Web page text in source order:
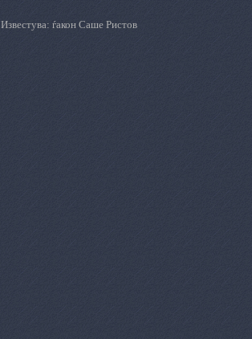
Известува: ѓакон Саше Ристов